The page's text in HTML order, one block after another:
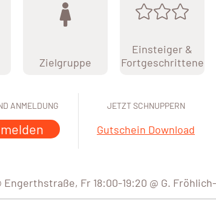
Zielgruppe
Einsteiger &
Fortgeschrittene
ANMELDUNG JETZT SCHNUPPERN
Gutschein Download
Fr 18:00-19:20 @ G.